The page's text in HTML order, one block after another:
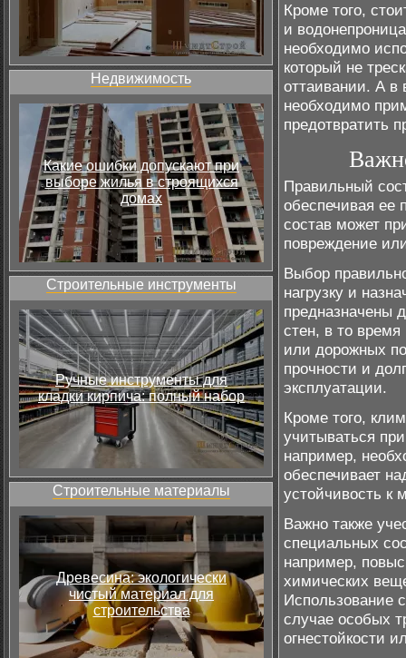
Недвижимость
Какие ошибки допускают при
выборе жилья в строящихся
домах
Строительные инструменты
Ручные инструменты для
кладки кирпича: полный набор
Строительные материалы
Древесина: экологически
чистый материал для
строительства
Кроме того,
и
необходимо
который не
оттаивании. А в
необходимо
предотвратить
Правильный
обеспечивая ее
состав может
повреждение
Выбор
нагрузку и
предназначены
стен, в то время
или дорожных
прочности и
эксплуатации.
Кроме того,
учитываться
например,
обеспечивает
устойчивость к
Важно также
специальных
например,
химических
Использование
случае особых
огнестойкости